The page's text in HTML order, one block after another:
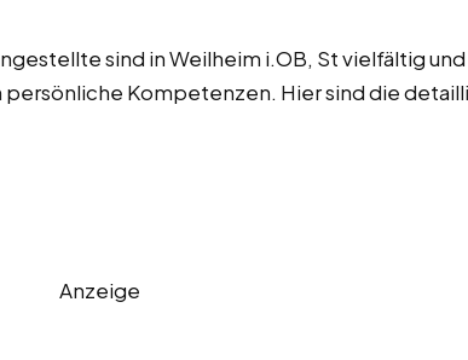
sind in Weilheim i.OB, St vielfältig und
persönliche Kompetenzen. Hier sind die
Anzeige